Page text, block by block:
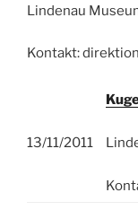
Lindenau
Kontakt:
13/11/2011